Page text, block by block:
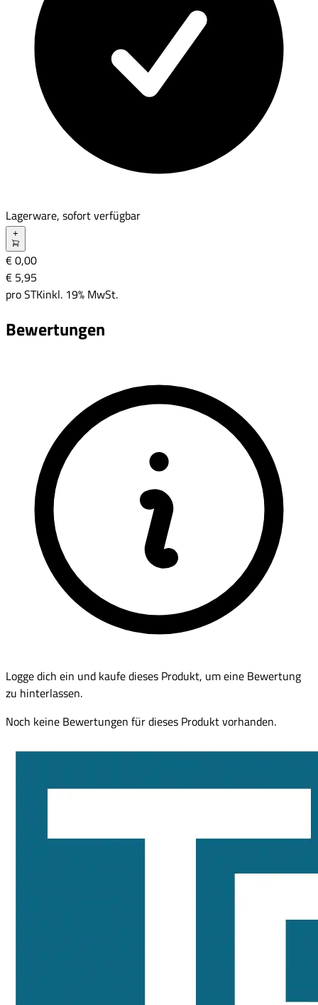
Lagerware, sofort verfügbar
€ 0,00
€ 5,95
proSTKinkl. 19% MwSt.
Bewertungen
Logge dich ein und kaufe dieses Produkt, um eine Bewertung
zu hinterlassen.
Noch keine Bewertungen für dieses Produkt vorhanden.